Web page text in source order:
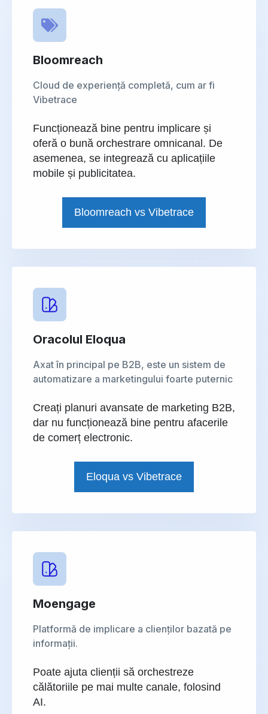
Bloomreach
Cloud de experiență completă, cum ar fi
Vibetrace
Funcționează bine pentru implicare și
oferă o bună orchestrare omnicanal. De
asemenea, se integrează cu aplicațiile
mobile și publicitatea.
Bloomreach vs Vibetrace
Oracolul Eloqua
Axat în principal pe B2B, este un sistem de
automatizare a marketingului foarte puternic
Creați planuri avansate de marketing B2B,
dar nu funcționează bine pentru afacerile
de comerț electronic.
Eloqua vs Vibetrace
Moengage
Platformă de implicare a clienților bazată pe
informații.
Poate ajuta clienții să orchestreze
călătoriile pe mai multe canale, folosind
AI.